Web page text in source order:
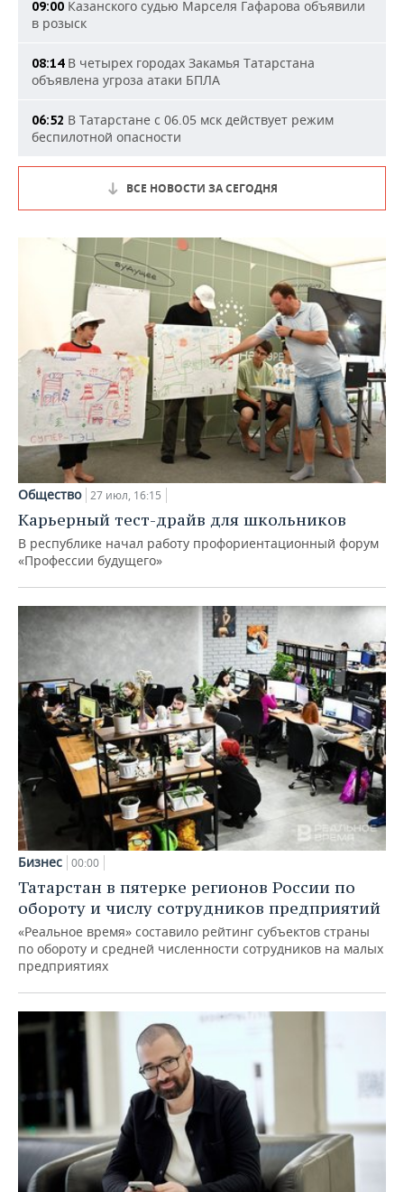
09:00 Казанского судью Марселя Гафарова объявили
в розыск
08:14В четырех городах Закамья Татарстана
объявлена угроза атаки БПЛА
06:52 В Татарстане с 06.05 мск действует режим
беспилотной опасности
ВСЕ НОВОСТИ ЗА СЕГОДНЯ
Общество 27 июл, 16:15
Карьерный тест-драйв для школьников
В республике начал работу профориентационный форум
«Профессии будущего»
Бизнес 00:00
Татарстан в пятерке регионов России по
обороту и числу сотрудников предприятий
«Реальное время» составило рейтинг субъектов страны
по обороту и средней численности сотрудников на малых
предприятиях